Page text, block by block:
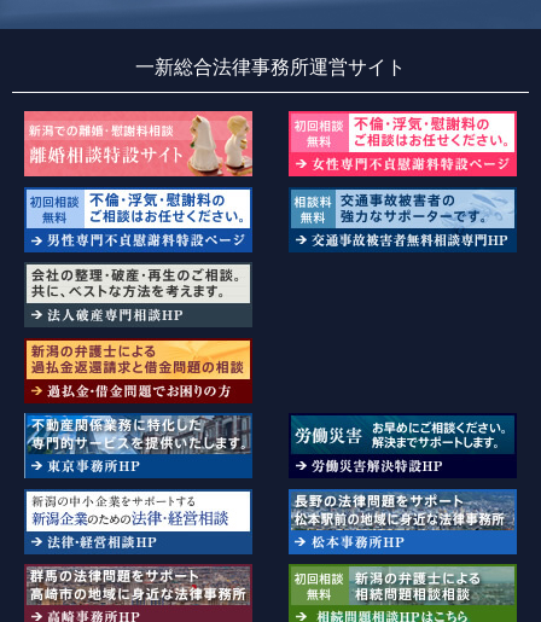
一新総合法律事務所運営サイト